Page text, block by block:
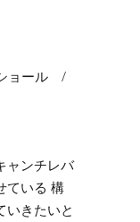
ョール
ャンチレバ
ている 構
いきたいと